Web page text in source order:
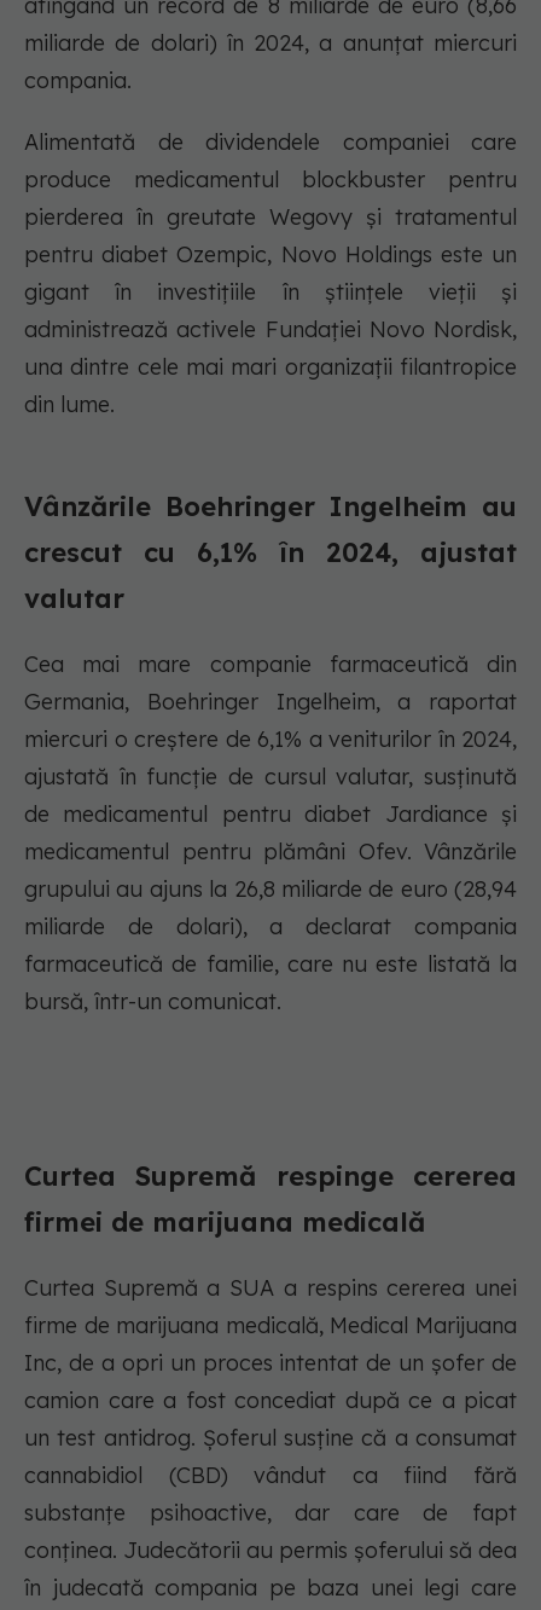
miliarde de dolari) în 2024, a anunțat miercuri
compania.
Alimentată de dividendele companiei care
produce medicamentul blockbuster pentru
pierderea în greutate Wegovy și tratamentul
pentru diabet Ozempic, Novo Holdings este un
gigant în investițiile în științele vieții și
administrează activele Fundației Novo Nordisk,
una dintre cele mai mari organizații filantropice
din lume.
Vânzările Boehringer Ingelheim au
crescut cu 6,1% în 2024, ajustat
valutar
Cea mai mare companie farmaceutică din
Germania, Boehringer Ingelheim, a raportat
miercuri o creștere de 6,1% a veniturilor în 2024,
ajustată în funcție de cursul valutar, susținută
de medicamentul pentru diabet Jardiance și
medicamentul pentru plămâni Ofev. Vânzările
grupului au ajuns la 26,8 miliarde de euro (28,94
miliarde de dolari), a declarat compania
farmaceutică de familie, care nu este listată la
bursă, într-un comunicat.
Curtea Supremă respinge cererea
firmei de marijuana medicală
Curtea Supremă a SUA a respins cererea unei
firme de marijuana medicală, Medical Marijuana
Inc, de a opri un proces intentat de un șofer de
camion care a fost concediat după ce a picat
un test antidrog. Șoferul susține că a consumat
cannabidiol (CBD) vândut ca fiind fără
substanțe psihoactive, dar care de fapt
conținea. Judecătorii au permis șoferului să dea
în judecată compania pe baza unei legi care